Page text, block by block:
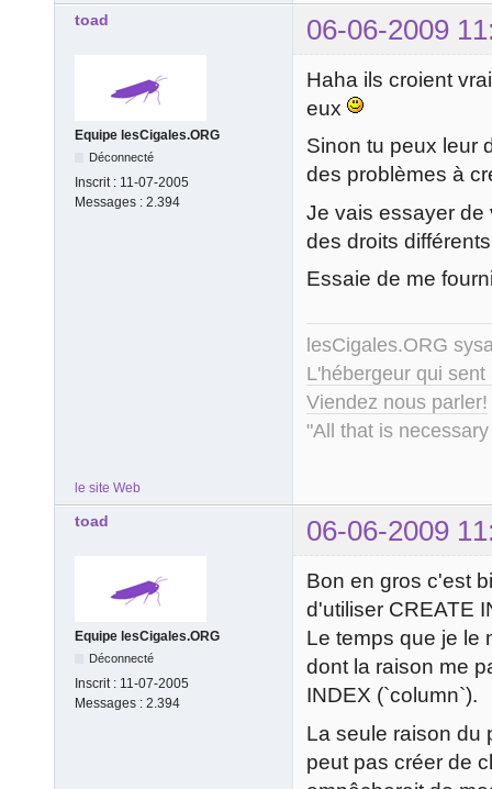
toad 06-06-2009
Equipe lesCigales.ORG
Déconnecté
Inscrit : 11-07-2005
Messages : 2.394
Haha ils croient
eux
Sinon tu peux leur
des problèmes à
Je vais essayer de
des droits
Essaie de me
lesCigales.ORG
L'hébergeur qui
Viendez nous parler!
"All that is
le site Web
toad 06-06-2009
Equipe lesCigales.ORG
Déconnecté
Inscrit : 11-07-2005
Messages : 2.394
Bon en gros c'est
d'utiliser CREATE
Le temps que je le
dont la raison me
INDEX (`column`).
La seule raison du
peut pas créer de